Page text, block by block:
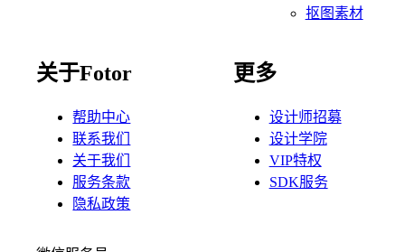
抠图素材
关于Fotor
帮助中心
联系我们
关于我们
服务条款
隐私政策
更多
设计师招募
设计学院
VIP特权
SDK服务